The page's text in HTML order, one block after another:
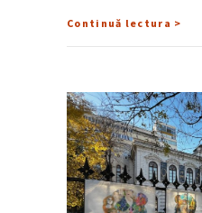
Continuă lectura >